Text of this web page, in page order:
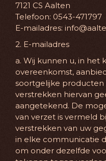
7121 CS Aalten
Telefoon: 0543-471797
E-mailadres:
2. E-mailadres
a. Wij kunnen u, in het
overeenkomst,
soortgelijke producten
verstrekken hiervan
aangetekend. De
van verzet is vermeld
verstrekken van uw
in elke communicatie
om onder dezelfde